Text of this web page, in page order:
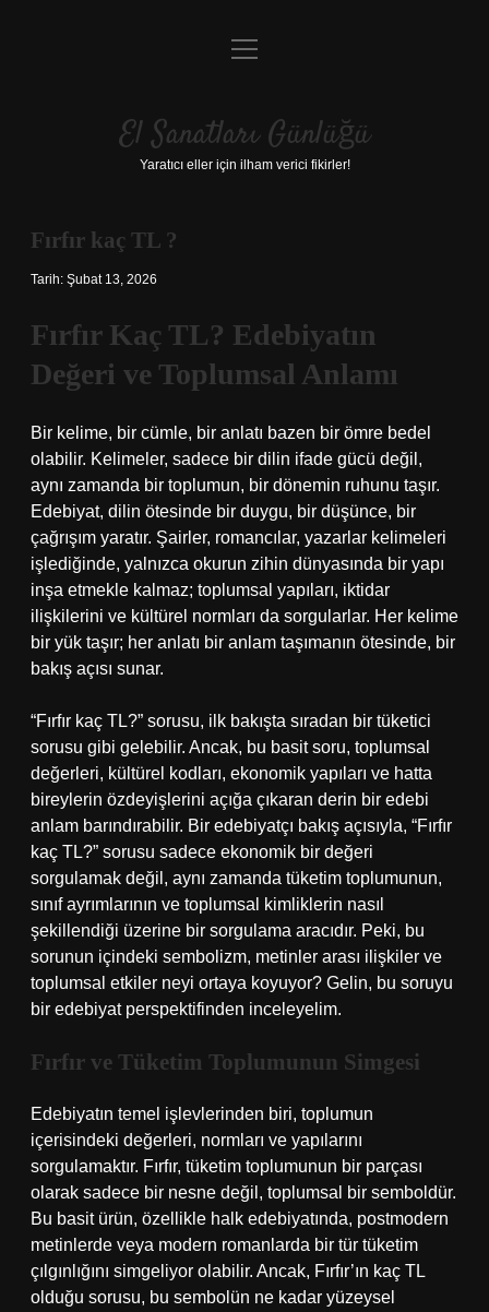
Anasayfa
Yasal Uyarı
menüyü
El Sanatları Günlüğü
Yaratıcı eller için ilham verici fikirler!
Fırfır kaç TL ?
Tarih: Şubat 13, 2026
Fırfır Kaç TL? Edebiyatın
Değeri ve Toplumsal Anlamı
Bir kelime, bir cümle, bir anlatı bazen bir ömre bedel
olabilir. Kelimeler, sadece bir dilin ifade gücü değil,
aynı zamanda bir toplumun, bir dönemin ruhunu taşır.
Edebiyat, dilin ötesinde bir duygu, bir düşünce, bir
çağrışım yaratır. Şairler, romancılar, yazarlar kelimeleri
işlediğinde, yalnızca okurun zihin dünyasında bir yapı
inşa etmekle kalmaz; toplumsal yapıları, iktidar
ilişkilerini ve kültürel normları da sorgularlar. Her kelime
bir yük taşır; her anlatı bir anlam taşımanın ötesinde, bir
bakış açısı sunar.
“Fırfır kaç TL?” sorusu, ilk bakışta sıradan bir tüketici
sorusu gibi gelebilir. Ancak, bu basit soru, toplumsal
değerleri, kültürel kodları, ekonomik yapıları ve hatta
bireylerin özdeyişlerini açığa çıkaran derin bir edebi
anlam barındırabilir. Bir edebiyatçı bakış açısıyla, “Fırfır
kaç TL?” sorusu sadece ekonomik bir değeri
sorgulamak değil, aynı zamanda tüketim toplumunun,
sınıf ayrımlarının ve toplumsal kimliklerin nasıl
şekillendiği üzerine bir sorgulama aracıdır. Peki, bu
sorunun içindeki sembolizm, metinler arası ilişkiler ve
toplumsal etkiler neyi ortaya koyuyor? Gelin, bu soruyu
bir edebiyat perspektifinden inceleyelim.
Fırfır ve Tüketim Toplumunun Simgesi
Edebiyatın temel işlevlerinden biri, toplumun
içerisindeki değerleri, normları ve yapılarını
sorgulamaktır. Fırfır, tüketim toplumunun bir parçası
olarak sadece bir nesne değil, toplumsal bir semboldür.
Bu basit ürün, özellikle halk edebiyatında, postmodern
metinlerde veya modern romanlarda bir tür tüketim
çılgınlığını simgeliyor olabilir. Ancak, Fırfır’ın kaç TL
olduğu sorusu, bu sembolün ne kadar yüzeysel